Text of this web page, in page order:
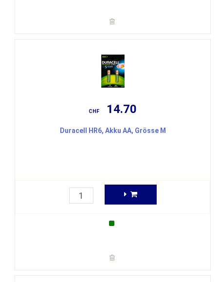
CHF 14.70
Duracell HR6, Akku AA, Grösse M